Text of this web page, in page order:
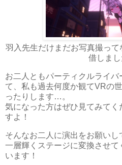
羽入先生だけまだお写真撮っ
借しまし
お二人ともパーティクルライ
て、私も過去何度か観てVRの
ったりします…。
気になった方はぜひ見てみて
すよ！
そんなお二人に演出をお願い
一層輝くステージに変換させ
います！